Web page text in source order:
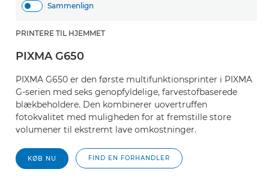
Sammenlign
PRINTERE TIL HJEMMET
PIXMA G650
PIXMA G650 er den første multifunktionsprinter i PIXMA
G-serien med seks genopfyldelige, farvestofbaserede
blækbeholdere. Den kombinerer uovertruffen
fotokvalitet med muligheden for at fremstille store
volumener til ekstremt lave omkostninger.
KØB NU FIND EN FORHANDLER